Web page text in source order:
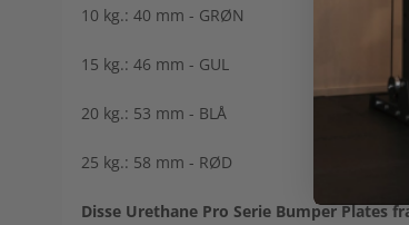
10 kg.: 40 mm - GRØN
15 kg.: 46 mm - GUL
20 kg.: 53 mm - BLÅ
25 kg.: 58 mm - RØD
Disse Urethane Pro Serie Bumper Plates